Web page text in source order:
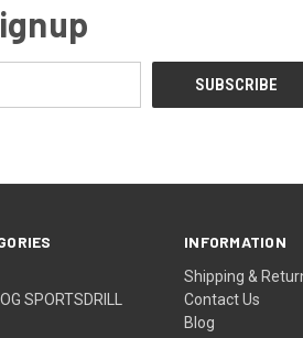
SPORTSDRILL
INFORMATION
Shipping &
Contact Us
Blog